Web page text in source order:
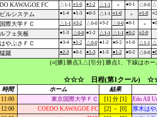
KAWAGOE FC △1-1 ○1-0 ●1-2 △1-1 × ●0-1 △0-0
ルシステム ●1-4 ●1-3 ●0-3 △1-1 ○1-0 × ○1-0
際大学ＦＣ △1-1 ○3-2 △0-0 ○3-2 △0-0 ●0-1 ×
フェ矢板 ●1-3 △0-0 ●1-2 △1-1 △1-1 ●0-2 ○2-0
やぶさＦＣ ●3-4 ●1-2 △0-0 ●1-2 ●0-2 ○1-0 △1-1
蹴 ●2-3 ●0-1 ●1-3 ●1-3 ●1-2 ●0-2 △0-0
(○[勝]:勝点3,△[引分]:勝点1、下線はホー
☆☆☆ 日程(第1クール)
時間 ホーム 結果
11:00 東京国際大学ＦＣ [1] 分 [1] Edo All
12:00 COEDO KAWAGOE FC [2] － [0] 厚木はや